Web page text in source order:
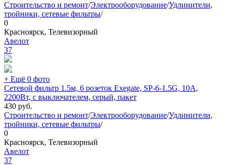
Строительство и ремонт/Электрооборудование/Удлинители,
тройники, сетевые фильтры/
0
Красноярск, Телевизорный
Авелот
37
+ Ещё 0 фото
Сетевой фильтр 1.5м, 6 розеток Exegate, SP-6-1.5G, 10А,
2200Вт, с выключателем, серый, пакет
430 руб.
Строительство и ремонт/Электрооборудование/Удлинители,
тройники, сетевые фильтры/
0
Красноярск, Телевизорный
Авелот
37